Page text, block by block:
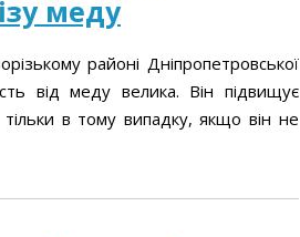
меду
районі Дніпропетровської
від меду велика. Він підвищує
тільки в тому випадку, якщо він не